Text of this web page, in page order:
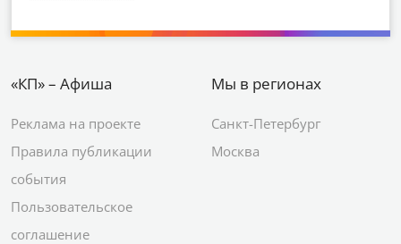
«КП» – Афиша
Реклама на проекте
Правила публикации
события
Пользовательское
соглашение
Мы в регионах
Санкт-Петербург
Москва